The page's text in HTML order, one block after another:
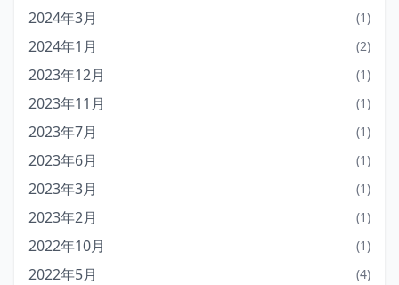
2024年3月 (1)
2024年1月 (2)
2023年12月 (1)
2023年11月 (1)
2023年7月 (1)
2023年6月 (1)
2023年3月 (1)
2023年2月 (1)
2022年10月 (1)
2022年5月 (4)